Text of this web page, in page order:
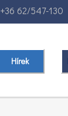
+36 62/547-130
Hírek